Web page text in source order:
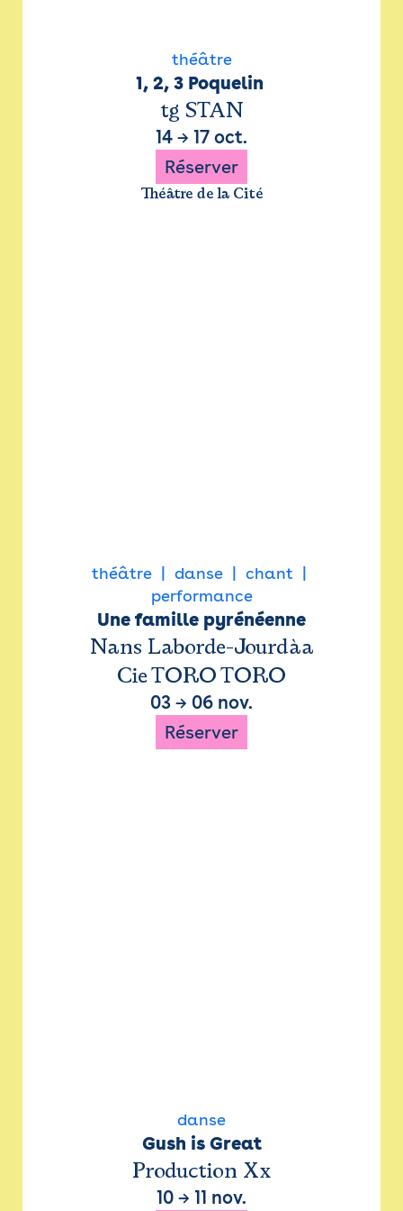
théâtre
1, 2, 3 Poquelin
tg STAN
14 → 17 oct.
Réserver
Théâtre de la Cité
théâtre danse
chant
performance
Une famille pyrénéenne
Nans Laborde-Jourdàa
Cie TORO TORO
03 → 06 nov.
Réserver
danse
Gush is Great
Production Xx
10 → 11 nov.